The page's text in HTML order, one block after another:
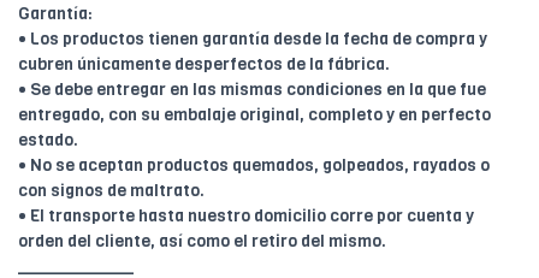
Garantía:
• Los productos tienen garantía desde la fecha de compra y
cubren únicamente desperfectos de la fábrica.
• Se debe entregar en las mismas condiciones en la que fue
entregado, con su embalaje original, completo y en perfecto
estado.
• No se aceptan productos quemados, golpeados, rayados o
con signos de maltrato.
• El transporte hasta nuestro domicilio corre por cuenta y
orden del cliente, así como el retiro del mismo.